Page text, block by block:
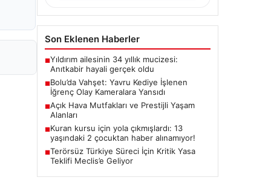
Son Eklenen Haberler
■Yıldırım ailesinin 34 yıllık mucizesi:
Anıtkabir hayali gerçek oldu
■Bolu’da Vahşet: Yavru Kediye İşlenen
İğrenç Olay Kameralara Yansıdı
■Açık Hava Mutfakları ve Prestijli Yaşam
Alanları
■Kuran kursu için yola çıkmışlardı: 13
yaşındaki 2 çocuktan haber alınamıyor!
■Terörsüz Türkiye Süreci İçin Kritik Yasa
Teklifi Meclis’e Geliyor